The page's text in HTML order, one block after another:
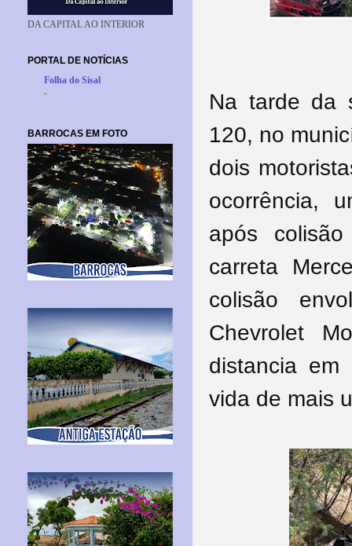
Na tarde da
120, no
dois
ocorrência,
após
carreta
colisão
Chevrolet
distancia em
vida de mais
DA CAPITAL AO INTERIOR
PORTAL DE NOTÍCIAS
Folha do Sisal
-
BARROCAS EM FOTO